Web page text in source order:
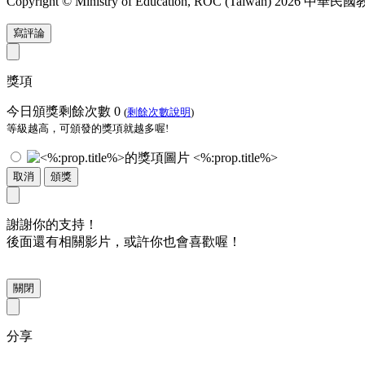
寫評論
獎項
今日頒獎剩餘次數 0 (剩餘次數說明)
等級越高，可頒發的獎項就越多喔!
<%:prop.title%>
取消 頒獎
謝謝你的支持！
後面還有相關影片，或許你也會喜歡喔！
關閉
分享